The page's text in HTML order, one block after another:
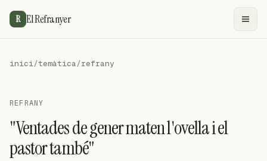
R El Refranyer
inici/temàtica/refrany
REFRANY
"Ventades de gener maten l'ovella i el
pastor també"